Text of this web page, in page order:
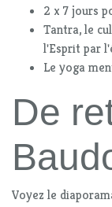
2 x 7 jours
Tantra, le
l'Esprit par
Le yoga
De
Voyez le